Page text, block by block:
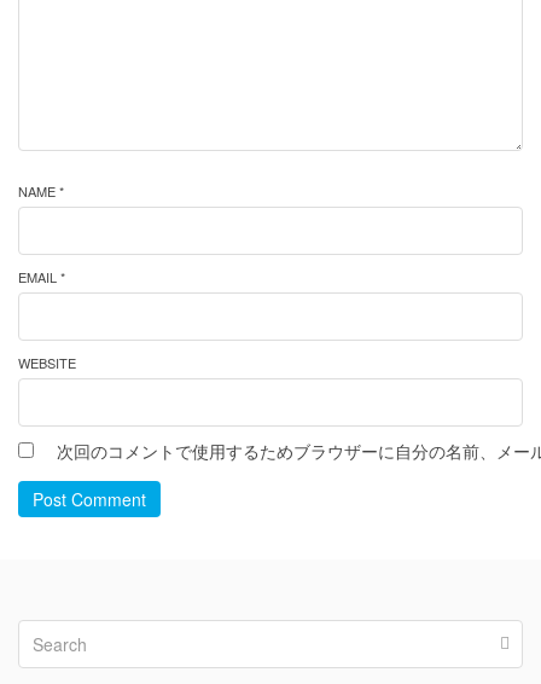
NAME *
EMAIL *
WEBSITE
次回のコメントで使用するためブラウザーに自分の名前、メー
Post Comment